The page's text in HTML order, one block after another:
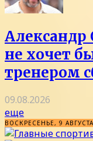
Александр
не хочет
тренером
09.08.2026
еще
ВОСКРЕСЕНЬЕ, 9